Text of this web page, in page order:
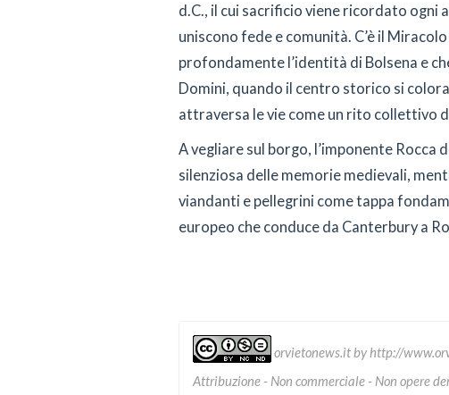
d.C., il cui sacrificio viene ricordato ogni
uniscono fede e comunità. C’è il
profondamente l’identità di Bolsena e
Domini, quando il centro storico si
attraversa le vie come un rito collettivo
A vegliare sul borgo, l’imponente Rocca
silenziosa delle memorie medievali,
viandanti e pellegrini come tappa
europeo che conduce da Canterbury a
orvietonews.itby http://
Attribuzione - Non commerciale - Non opere